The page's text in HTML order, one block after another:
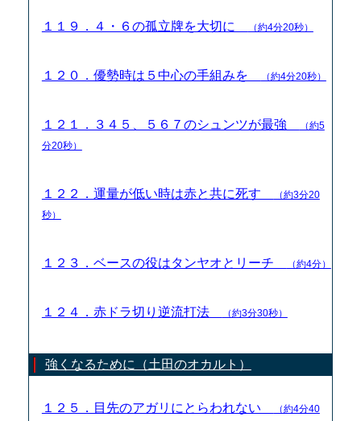
１１９．４・６の孤立牌を大切に （約4分20秒）
１２０．優勢時は５中心の手組みを （約4分20秒）
１２１．３４５、５６７のシュンツが最強
（約5
分20秒）
１２２．運量が低い時は赤と共に死す
（約3分20
秒）
１２３．ベースの役はタンヤオとリーチ （約4分）
１２４．赤ドラ切り逆流打法 （約3分30秒）
強くなるために（土田のオカルト）
１２５．目先のアガリにとらわれない （約4分40